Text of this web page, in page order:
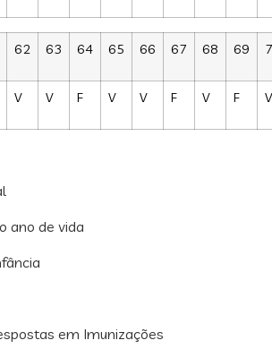
62 63 64 65 66 67 68 69
V V F V V F V F V
ano de vida
em Imunizações